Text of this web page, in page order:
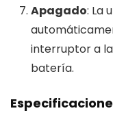
Apagado: La
interruptor a
batería.